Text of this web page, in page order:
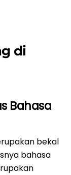
di
Bahasa
bekal
bahasa